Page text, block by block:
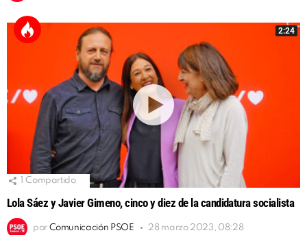
2:24
Compartido
Lola Sáez y Javier Gimeno, cinco y diez de la candidatura socialista
por Comunicación PSOE 28 marzo 2023, 08:28